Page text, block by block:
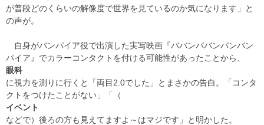
が普段どのくらいの解像度で世界を見ているのか気になります」と
の声が。
自身がバンパイア役で出演した実写映画『ババンババンバンバン
パイア』でカラーコンタクトを付ける可能性があったことから、
眼科
に視力を測りに行くと「両目2.0でした」とまさかの告白。「コンタ
クトをつけたことがない」「（
イベント
などで）後ろの方も見えてますよ～はマジです」と明かした。